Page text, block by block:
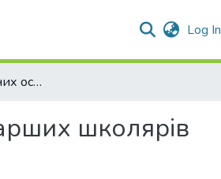
Log In
Аналіз психологічних особливостей ініціативності старших школярів
школярів